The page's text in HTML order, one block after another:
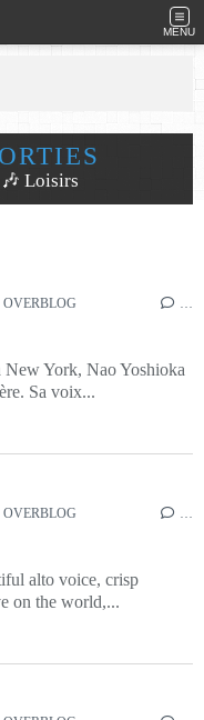
MENU
Loisirs
…
New York, Nao Yoshioka
Sa voix...
alto voice, crisp
on the world,...